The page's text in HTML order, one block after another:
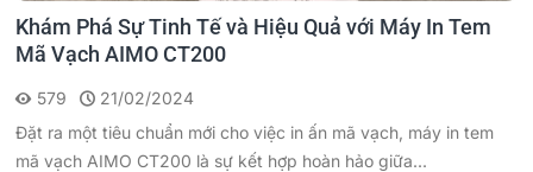
Khám Phá Sự Tinh Tế và Hiệu Quả với Máy In Tem
Mã Vạch AIMO CT200
579
21/02/2024
Đặt ra một tiêu chuẩn mới cho việc in ấn mã vạch, máy in tem
mã vạch AIMO CT200 là sự kết hợp hoàn hảo giữa...